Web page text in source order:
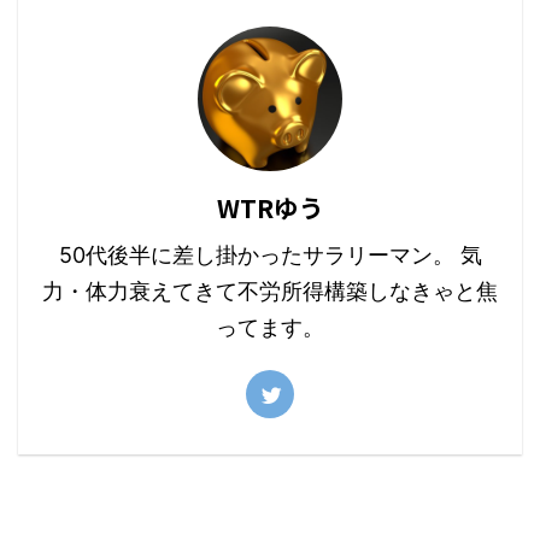
WTRゆう
50代後半に差し掛かったサラリーマン。 気
力・体力衰えてきて不労所得構築しなきゃと焦
ってます。